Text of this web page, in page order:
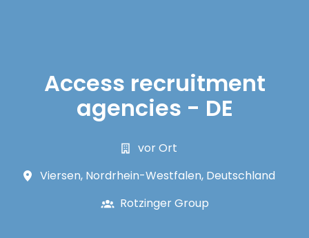
Access recruitment
agencies - DE
vor Ort
Viersen, Nordrhein-Westfalen, Deutschland
Rotzinger Group